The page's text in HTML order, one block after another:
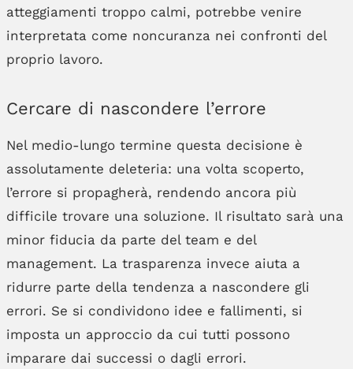
atteggiamenti troppo calmi, potrebbe venire
interpretata come noncuranza nei confronti del
proprio lavoro.
Cercare di nascondere l’errore
Nel medio-lungo termine questa decisione è
assolutamente deleteria: una volta scoperto,
l’errore si propagherà, rendendo ancora più
difficile trovare una soluzione. Il risultato sarà una
minor fiducia da parte del team e del
management. La trasparenza invece aiuta a
ridurre parte della tendenza a nascondere gli
errori. Se si condividono idee e fallimenti, si
imposta un approccio da cui tutti possono
imparare dai successi o dagli errori.